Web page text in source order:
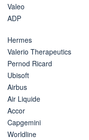
Valeo
ADP
Hermes
Valerio Therapeutics
Pernod Ricard
Ubisoft
Airbus
Air Liquide
Accor
Capgemini
Worldline